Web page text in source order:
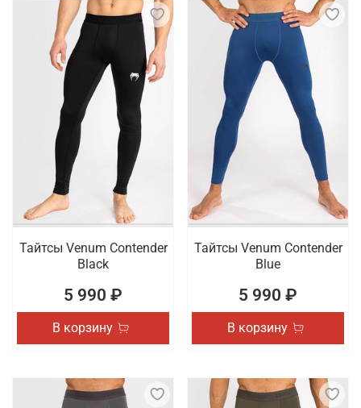
Тайтсы Venum Contender
Black
5 990 ₽
В корзину
Тайтсы Venum Contender
Blue
5 990 ₽
В корзину